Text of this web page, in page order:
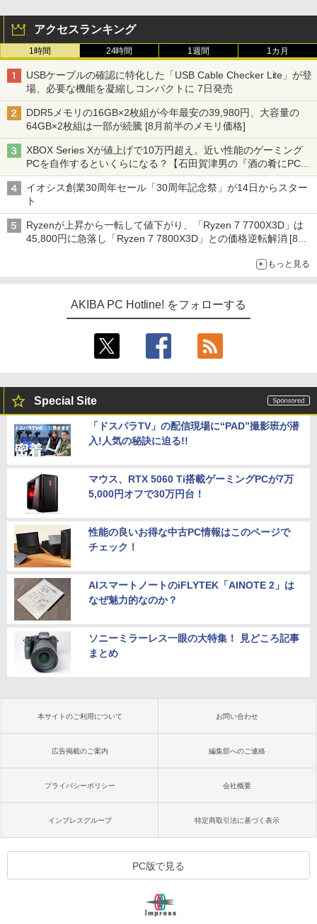
アクセスランキング
1時間 24時間 1週間 1カ月
USBケーブルの確認に特化した「USB Cable Checker Lite」が登
場、必要な機能を凝縮しコンパクトに 7日発売
DDR5メモリの16GB×2枚組が今年最安の39,980円、大容量の
64GB×2枚組は一部が続騰 [8月前半のメモリ価格]
XBOX Series Xが値上げで10万円超え。近い性能のゲーミング
PCを自作するといくらになる？【石田賀津男の『酒の肴にPCゲ
ーム』】
イオシス創業30周年セール「30周年記念祭」が14日からスター
ト
Ryzenが上昇から一転して値下がり、「Ryzen 7 7700X3D」は
45,800円に急落し「Ryzen 7 7800X3D」との価格逆転解消 [8月
もっと見る
AKIBA PC Hotline! をフォローする
Special Site
「ドスパラTV」の配信現場に“PAD”撮影班が潜
入!人気の秘訣に迫る!!
マウス、RTX 5060 Ti搭載ゲーミングPCが7万
5,000円オフで30万円台！
性能の良いお得な中古PC情報はこのページで
チェック！
AIスマートノートのiFLYTEK「AINOTE 2」は
なぜ魅力的なのか？
ソニーミラーレス一眼の大特集！ 見どころ記事
まとめ
本サイトのご利用について お問い合わせ
広告掲載のご案内 編集部へのご連絡
プライバシーポリシー 会社概要
インプレスグループ 特定商取引法に基づく表示
PC版で見る